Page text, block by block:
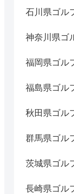
石川県ゴル
神奈川県ゴ
福岡県ゴル
福島県ゴル
秋田県ゴル
群馬県ゴル
茨城県ゴル
長崎県ゴル